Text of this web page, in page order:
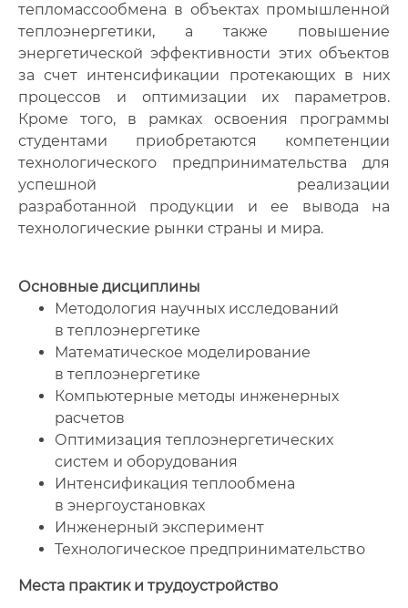
тепломассообмена в объектах промышленной
теплоэнергетики, а также повышение
энергетической эффективности этих объектов
за счет интенсификации протекающих в них
процессов и оптимизации их параметров.
Кроме того, в рамках освоения программы
студентами приобретаются компетенции
технологического предпринимательства для
успешной реализации
разработанной продукции и ее вывода на
технологические рынки страны и мира.
Основные дисциплины
Методология научных исследований
в теплоэнергетике
Математическое моделирование
в теплоэнергетике
Компьютерные методы инженерных
расчетов
Оптимизация теплоэнергетических
систем и оборудования
Интенсификация теплообмена
в энергоустановках
Инженерный эксперимент
Технологическое предпринимательство
Места практик и трудоустройство